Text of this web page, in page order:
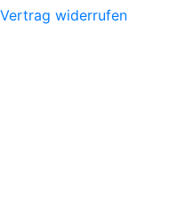
Vertrag widerrufen